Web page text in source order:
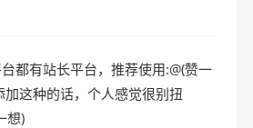
都有站长平台，推荐使用:@(赞一
加这种的话，个人感觉很别扭
想)